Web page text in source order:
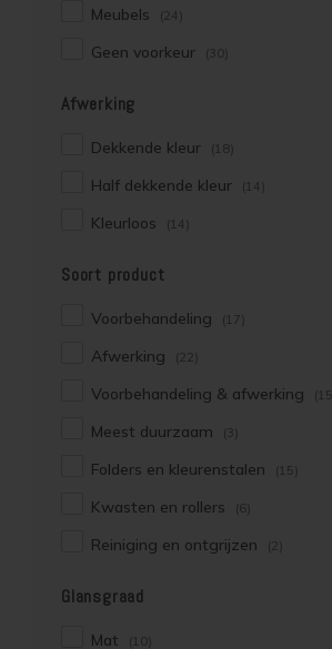
Meubels (24)
Geen voorkeur (30)
Afwerking
Dekkende kleur (18)
Half dekkende kleur (14)
Kleurloos (14)
Soort product
Voorbehandeling (17)
Afwerking (22)
Voorbehandeling & afwerking (15)
Meest duurzaam (3)
Folders en kleurenstalen (15)
Kwasten en rollers (6)
Reiniging en ontgrijzen (2)
Glansgraad
Mat (10)